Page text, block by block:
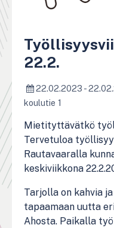
22.2.
22.02.2023 -
koulutie 1
Mietityttävätkö
Tervetuloa
Rautavaaralla
keskiviikkona
Tarjolla on kahvia
tapaamaan uutta
Ahosta. Paikalla